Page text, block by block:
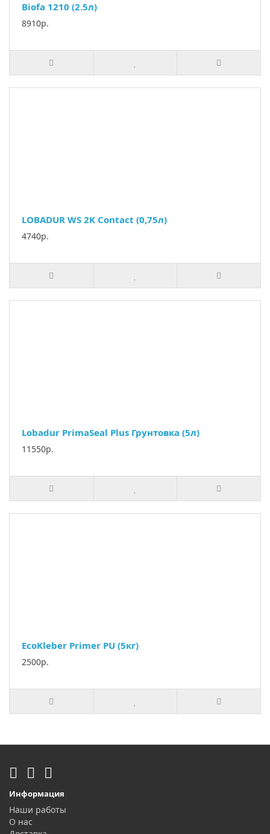
Biofa 1210 (2.5л)
8910р.
LOBADUR WS 2K Contact (0,75л)
4740р.
Lobadur PrimaSeal Plus Грунтовка (5л)
11550р.
EcoKleber Primer PU (5кг)
2500р.
Информация
Наши работы
О нас